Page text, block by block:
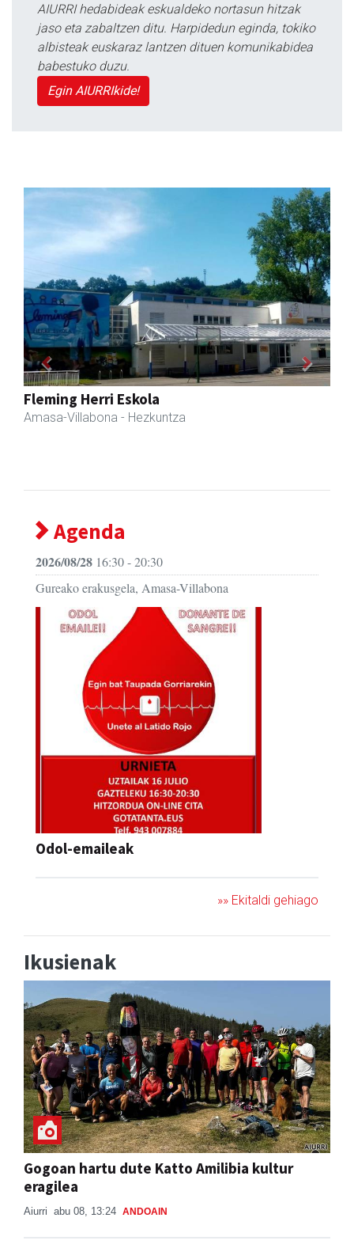
AIURRI hedabideak eskualdeko nortasun hitzak
jaso eta zabaltzen ditu. Harpidedun eginda, tokiko
albisteak euskaraz lantzen dituen komunikabidea
babestuko duzu.
Egin AIURRIkide!
Sahatsa belar-denda eta dietetika zentrua
Amasa-Villabona - Belar-denda
Previous Next
Agenda
2026/08/28 16:30 - 20:30
Gureako erakusgela, Amasa-Villabona
Odol-emaileak
»» Ekitaldi gehiago
Ikusienak
Gogoan hartu dute Katto Amilibia kultur
eragilea
Aiurri abu 08, 13:24 ANDOAIN